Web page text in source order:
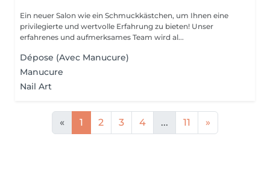
Ein neuer Salon wie ein Schmuckkästchen, um Ihnen eine
privilegierte und wertvolle Erfahrung zu bieten! Unser
erfahrenes und aufmerksames Team wird al...
Dépose (Avec Manucure)
Manucure
Nail Art
« 1 2 3 4 ... 11 »